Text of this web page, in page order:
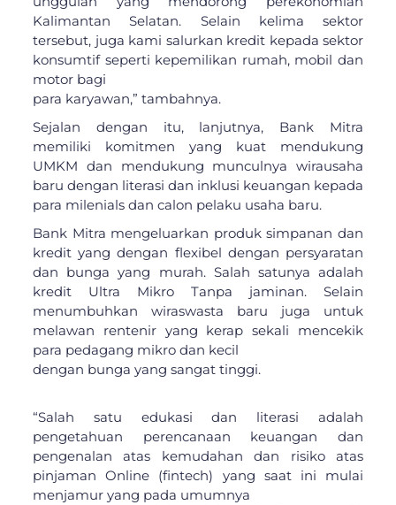
Kalimantan Selatan. Selain kelima sektor
tersebut, juga kami salurkan kredit kepada sektor
konsumtif seperti kepemilikan rumah, mobil dan
motor bagi
para karyawan,” tambahnya.
Sejalan dengan itu, lanjutnya, Bank Mitra
memiliki komitmen yang kuat mendukung
UMKM dan mendukung munculnya wirausaha
baru dengan literasi dan inklusi keuangan kepada
para milenials dan calon pelaku usaha baru.
Bank Mitra mengeluarkan produk simpanan dan
kredit yang dengan flexibel dengan persyaratan
dan bunga yang murah. Salah satunya adalah
kredit Ultra Mikro Tanpa jaminan. Selain
menumbuhkan wiraswasta baru juga untuk
melawan rentenir yang kerap sekali mencekik
para pedagang mikro dan kecil
dengan bunga yang sangat tinggi.
“Salah satu edukasi dan literasi adalah
pengetahuan perencanaan keuangan dan
pengenalan atas kemudahan dan risiko atas
pinjaman Online (fintech) yang saat ini mulai
menjamur yang pada umumnya